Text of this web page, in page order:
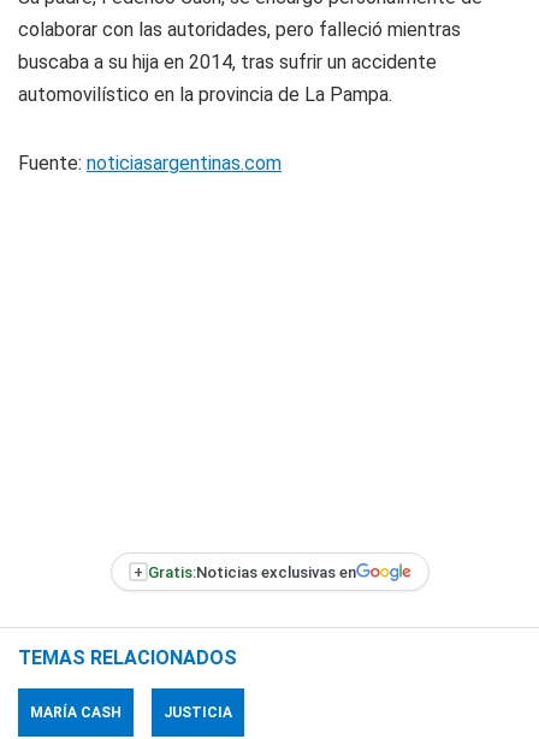
colaborar con las autoridades, pero falleció mientras
buscaba a su hija en 2014, tras sufrir un accidente
automovilístico en la provincia de La Pampa.
Fuente: noticiasargentinas.com
+ Gratis:Noticias exclusivas en
TEMAS RELACIONADOS
MARÍA CASH JUSTICIA